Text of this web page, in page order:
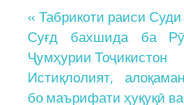
Post
navigation
« Табрикоти раиси
Суғд бахшида ба
Ҷумҳурии Тоҷикистон
Истиқлолият,
бо маърифати ҳуқуқӣ